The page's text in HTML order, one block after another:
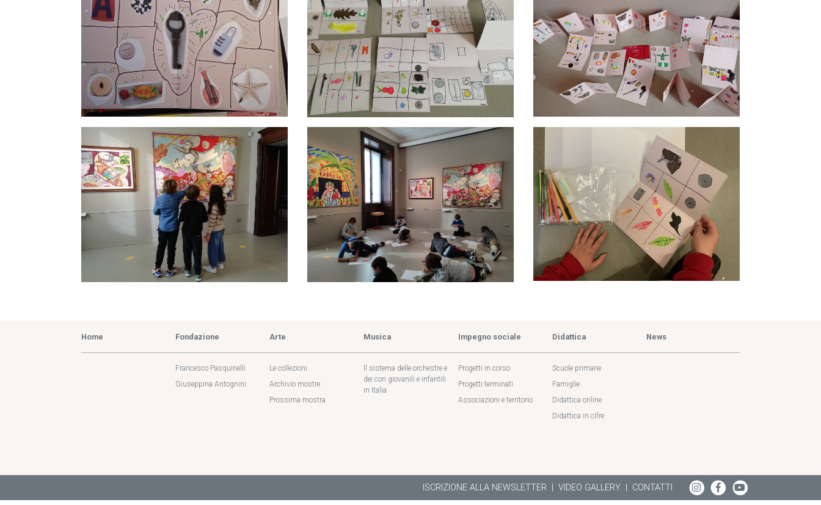
Home Fondazione
Francesco Pasquinelli
Giuseppina Antognini
Arte
Le collezioni
Archivio mostre
Prossima mostra
Musica
Il sistema delle orchestre e
dei cori giovanili e infantili
in Italia
Impegno sociale
Progetti in corso
Progetti terminati
Associazioni e territorio
Didattica
Scuole primarie
Famiglie
Didattica online
Didattica in cifre
News
ISCRIZIONE ALLA NEWSLETTER VIDEO GALLERY CONTATTI